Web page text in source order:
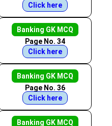
Click here
Banking GK MCQ
Page No. 34
Click here
Banking GK MCQ
Page No. 36
Click here
Banking GK MCQ